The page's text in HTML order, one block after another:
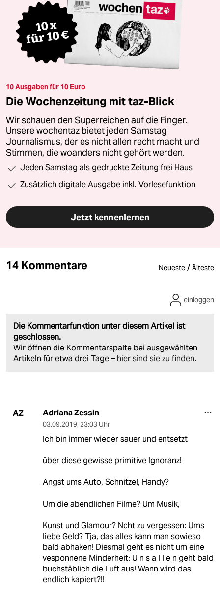
10 Ausgaben für 10 Euro
Die Wochenzeitung mit taz-Blick
Wir schauen den Superreichen auf die Finger.
Unsere wochentaz bietet jeden Samstag
Journalismus, der es nicht allen recht macht und
Stimmen, die woanders nicht gehört werden.
Jeden Samstag als gedruckte Zeitung frei Haus
Zusätzlich digitale Ausgabe inkl. Vorlesefunktion
Jetzt kennenlernen
14 Kommentare Neueste / Älteste
Die Kommentarfunktion unter diesem Artikel ist
geschlossen.
Wir öffnen die Kommentarspalte bei ausgewählten
Artikeln für etwa drei Tage – hier sind sie zu finden.
einloggen
AZ Adriana Zessin
03.09.2019, 23:03 Uhr
Ich bin immer wieder sauer und entsetzt
über diese gewisse primitive Ignoranz!
Angst ums Auto, Schnitzel, Handy?
Um die abendlichen Filme? Um Musik,
Kunst und Glamour? Ncht zu vergessen: Ums
liebe Geld? Tja, das alles kann man sowieso
bald abhaken! Diesmal geht es nicht um eine
vesponnene Minderheit: U n s a l l e n geht bald
buchstäblich die Luft aus! Wann wird das
endlich kapiert?!!